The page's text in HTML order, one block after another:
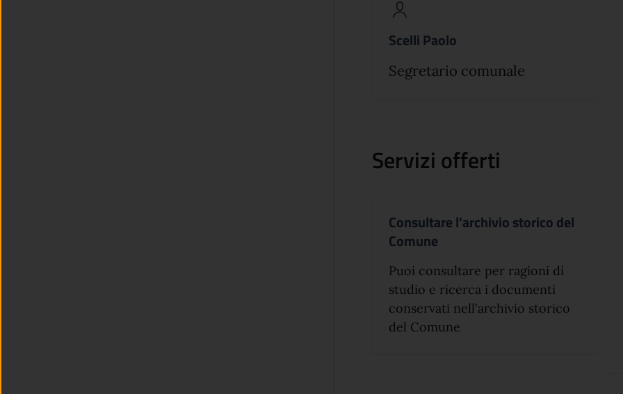
Scelli Paolo
Segretario comunale
Servizi offerti
Consultare l'archivio storico del
Comune
Puoi consultare per ragioni di
studio e ricerca i documenti
conservati nell'archivio storico
del Comune